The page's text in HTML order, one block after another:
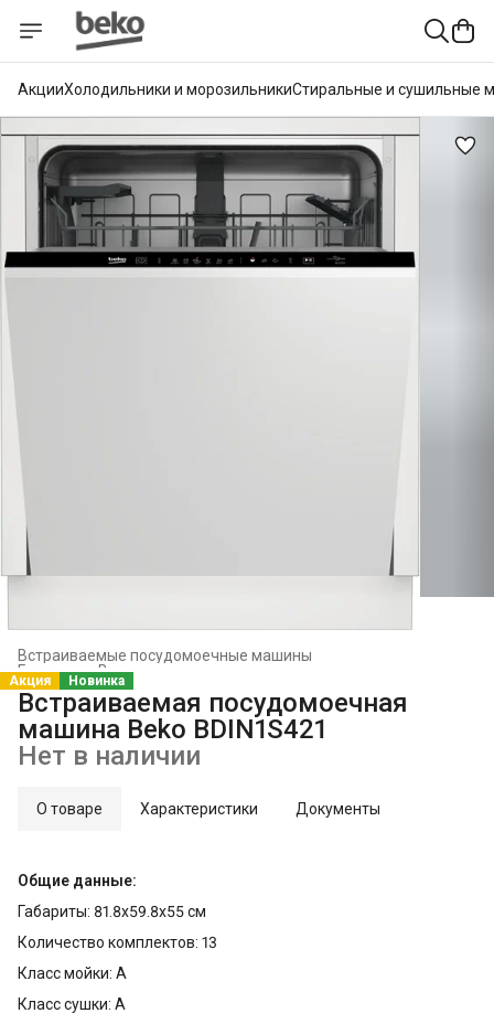
АкцииХолодильники и морозильникиСтиральные и сушильные
Встраиваемые посудомоечные машины
Встраиваемая техника
Главная ›
Акция Новинка
Встраиваемая посудомоечная
машина Beko BDIN1S421
Нет в наличии
О товаре Характеристики Документы
Общие данные:
Габариты: 81.8x59.8x55 см
Количество комплектов: 13
Класс мойки: A
Класс сушки: A